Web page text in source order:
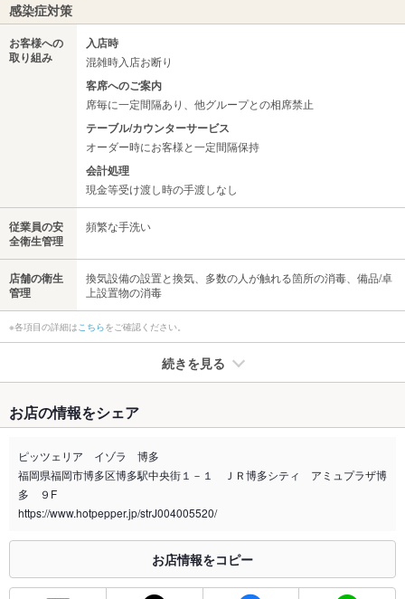
感染症対策
お客様への
取り組み
入店時
混雑時入店お断り
客席へのご案内
席毎に一定間隔あり、他グループとの相席禁止
テーブル/カウンターサービス
オーダー時にお客様と一定間隔保持
会計処理
現金等受け渡し時の手渡しなし
従業員の安
全衛生管理
頻繁な手洗い
店舗の衛生
管理
換気設備の設置と換気、多数の人が触れる箇所の消毒、備品/卓
上設置物の消毒
※各項目の詳細はこちらをご確認ください。
続きを見る
禁煙・喫煙
全席禁煙
喫煙専用室 なし
※2020年4月1日～受動喫煙対策に関する法律が施行されています。正しい情報はお店へお問い
総席数 80席
お店の情報をシェア
ピッツェリア イゾラ 博多
福岡県福岡市博多区博多駅中央街１－１ ＪＲ博多シティ アミュプラザ博
多 ９F
https://www.hotpepper.jp/strJ004005520/
お店情報をコピー